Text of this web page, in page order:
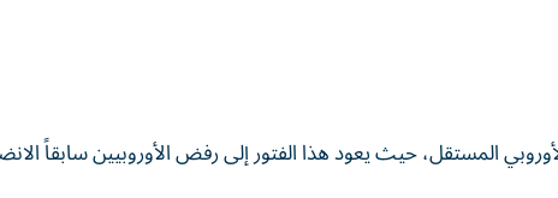
المستقل، حيث يعود هذا الفتور إلى رفض الأوروبيين سابقاً